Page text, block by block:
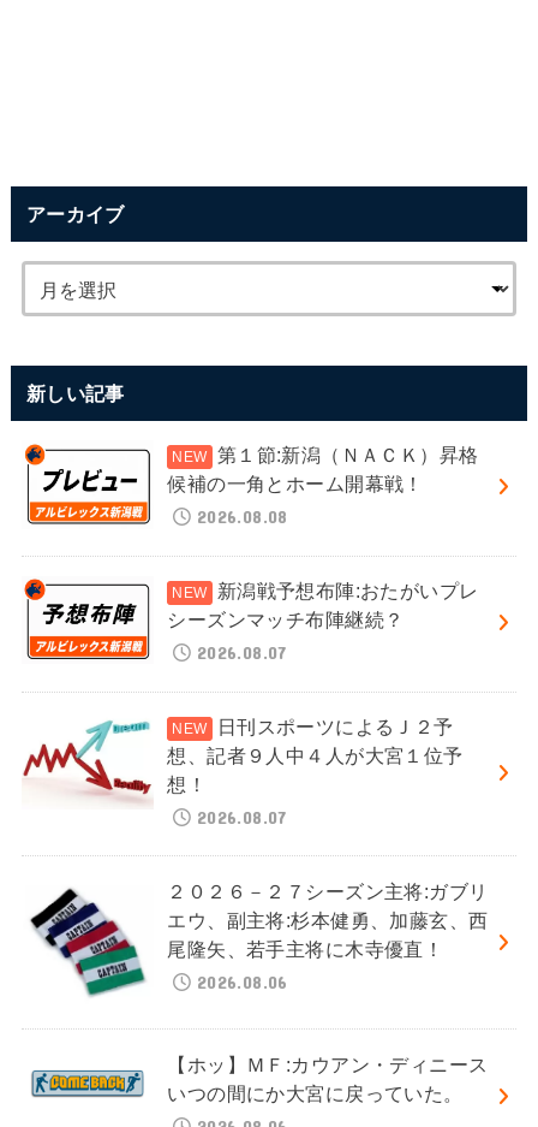
アーカイブ
新しい記事
第１節:新潟（ＮＡＣＫ）昇格
候補の一角とホーム開幕戦！
2026.08.08
新潟戦予想布陣:おたがいプレ
シーズンマッチ布陣継続？
2026.08.07
日刊スポーツによるＪ２予
想、記者９人中４人が大宮１位予
想！
2026.08.07
２０２６－２７シーズン主将:ガブリ
エウ、副主将:杉本健勇、加藤玄、西
尾隆矢、若手主将に木寺優直！
2026.08.06
【ホッ】ＭＦ:カウアン・ディニース
いつの間にか大宮に戻っていた。